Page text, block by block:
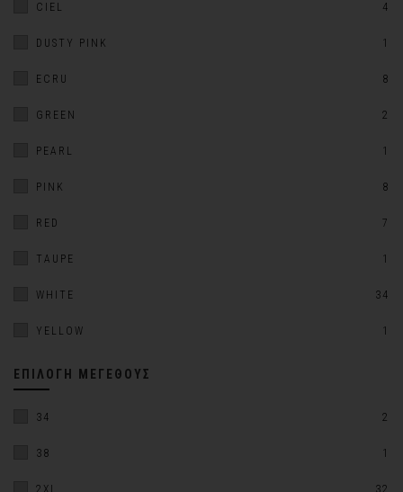
CIEL 4
DUSTY PINK 1
ECRU 8
GREEN 2
PEARL 1
PINK 8
RED 7
TAUPE 1
WHITE 34
YELLOW 1
ΕΠΙΛΟΓΉ ΜΕΓΈΘΟΥΣ
34 2
38 1
2XL 32